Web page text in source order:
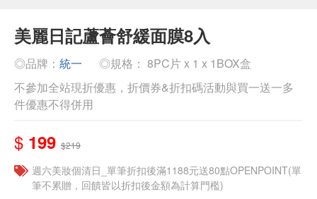
美麗日記蘆薈舒緩面膜8入
◎品牌： 統一
◎規格： 8PC片 x 1 x 1BOX盒
不參加全站現折優惠，折價券&折扣碼活動與買一送一多
件優惠不得併用
$ 199 $219
週六美妝個清日_單筆折扣後滿1188元送80點OPENPOINT(單
筆不累贈，回饋皆以折扣後金額為計算門檻)